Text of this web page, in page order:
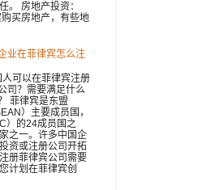
。 房地产投资：
买房地产，有些地
业在菲律宾怎么注
人可以在菲律宾注册
司？需要满足什么
菲律宾是东盟
）主要成员国，
）的24成员国之
之一。许多中国企
资或注册公司开拓
册菲律宾公司需要
计划在菲律宾创